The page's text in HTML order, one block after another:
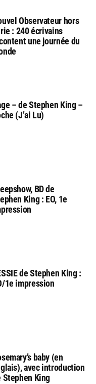
Observateur hors
: 240 écrivains
une journée du
– de Stephen King –
(J’ai Lu)
BD de
King : EO, 1e
de Stephen King :
1e impression
baby (en
avec introduction
Stephen King